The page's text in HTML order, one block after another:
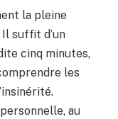
la pleine
suffit d’un
cinq minutes,
les
au